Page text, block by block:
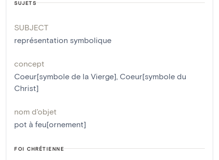
SUJETS
SUBJECT
représentation symbolique
concept
Coeur[symbole de la Vierge] Coeur[symbole du
Christ]
nom d'objet
pot à feu[ornement]
FOI CHRÉTIENNE